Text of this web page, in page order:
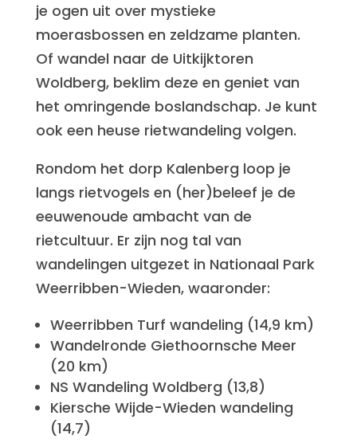
je ogen uit over mystieke
moerasbossen en zeldzame planten.
Of wandel naar de Uitkijktoren
Woldberg, beklim deze en geniet van
het omringende boslandschap. Je kunt
ook een heuse rietwandeling volgen.
Rondom het dorp Kalenberg loop je
langs rietvogels en (her)beleef je de
eeuwenoude ambacht van de
rietcultuur. Er zijn nog tal van
wandelingen uitgezet in Nationaal Park
Weerribben-Wieden, waaronder:
Weerribben Turf wandeling (14,9 km)
Wandelronde Giethoornsche Meer
(20 km)
NS Wandeling Woldberg (13,8)
Kiersche Wijde-Wieden wandeling
(14,7)